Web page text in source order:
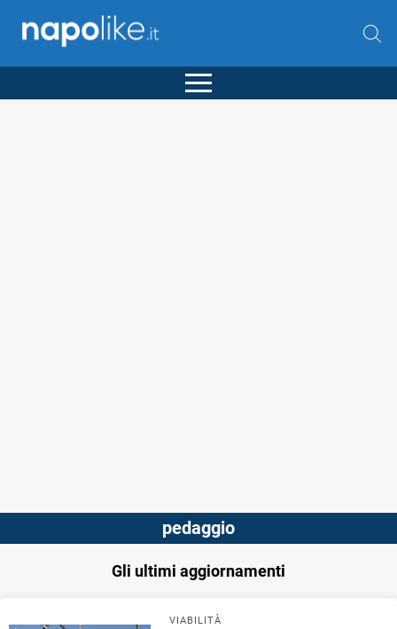
pedaggio
Gli ultimi aggiornamenti
VIABILITÀ